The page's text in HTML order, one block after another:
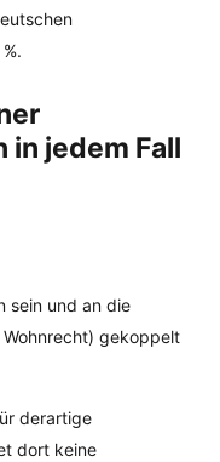
jedem Fall
sein und an die
gekoppelt
derartige
dort keine